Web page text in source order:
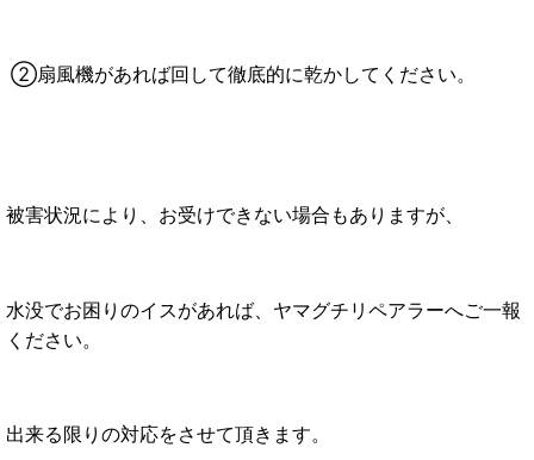
②扇風機があれば回して徹底的に乾かしてください。
被害状況により、お受けできない場合もありますが、
水没でお困りのイスがあれば、ヤマグチリペアラーへご一報
ください。
出来る限りの対応をさせて頂きます。